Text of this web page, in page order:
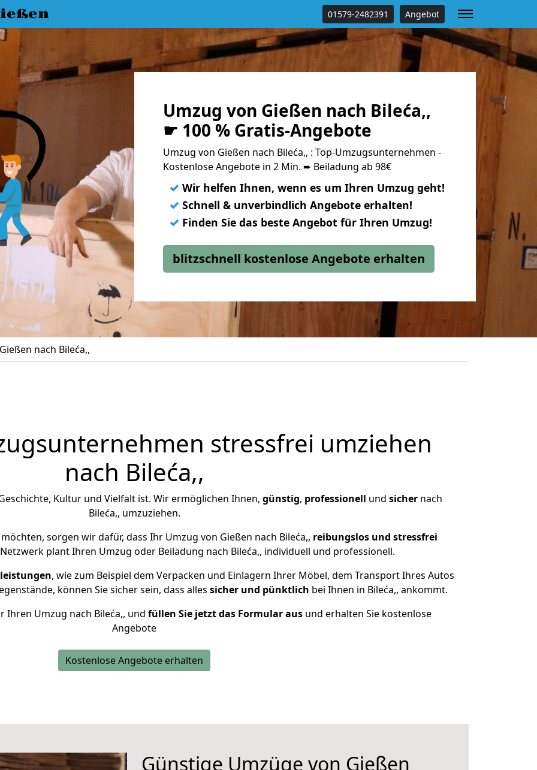
01579-2482391 Angebot
Umzug von Gießen nach Bileća,,
☛ 100 % Gratis-Angebote
Umzug von Gießen nach Bileća,, : Top-Umzugsunternehmen -
Kostenlose Angebote in 2 Min. ➨ Beiladung ab 98€
✓ Wir helfen Ihnen, wenn es um Ihren Umzug geht!
✓ Schnell & unverbindlich Angebote erhalten!
✓ Finden Sie das beste Angebot für Ihren Umzug!
blitzschnell kostenlose Angebote erhalten
nach Bileća,,
stressfrei umziehen
nach Bileća,,
Kultur und Vielfalt ist. Wir ermöglichen Ihnen, günstig, professionell und sicher nach
Bileća,, umzuziehen.
sorgen wir dafür, dass Ihr Umzug von Gießen nach Bileća,, reibungslos und stressfrei
plant Ihren Umzug oder Beiladung nach Bileća,, individuell und professionell.
, wie zum Beispiel dem Verpacken und Einlagern Ihrer Möbel, dem Transport Ihres Autos
können Sie sicher sein, dass alles sicher und pünktlich bei Ihnen in Bileća,, ankommt.
Ihren Umzug nach Bileća,, und füllen Sie jetzt das Formular aus und erhalten Sie kostenlose
Angebote
Kostenlose Angebote erhalten
Günstige Umzüge von Gießen